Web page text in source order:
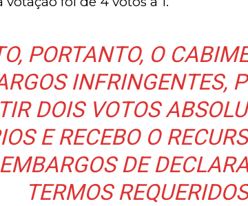
PORTANTO, O
INFRINGENTES,
DOIS VOTOS
E RECEBO O
DE
TERMOS REQUERIDOS